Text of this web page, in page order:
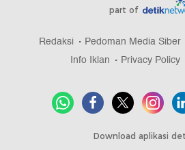
part of
Redaksi Pedoman Media Siber
Info Iklan
Privacy Policy
Download aplikasi